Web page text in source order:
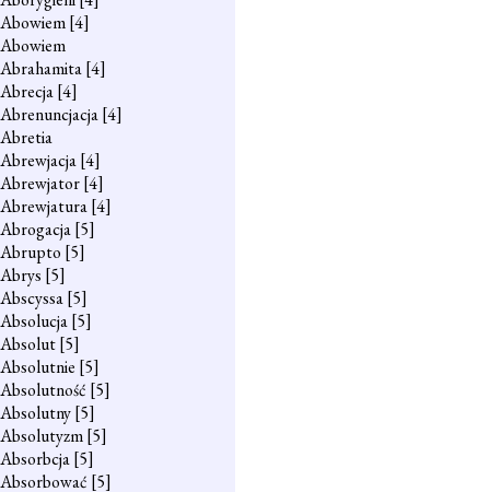
Abowiem[4]
Abowiem
Abrahamita[4]
Abrecja[4]
Abrenuncjacja[4]
Abretia
Abrewjacja[4]
Abrewjator[4]
Abrewjatura[4]
Abrogacja[5]
Abrupto [5]
Abrys [5]
Abscyssa[5]
Absolucja[5]
Absolut[5]
Absolutnie [5]
Absolutność [5]
Absolutny[5]
Absolutyzm[5]
Absorbcja[5]
Absorbować [5]